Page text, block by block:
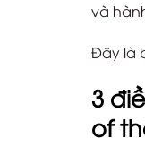
và
Đây là
3
of